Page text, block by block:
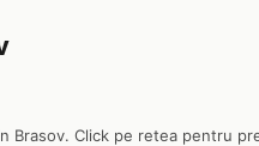
Brasov. Click pe retea pentru